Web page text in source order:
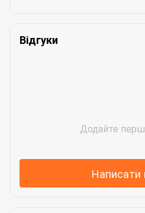
Відгуки
Додайте
Написати